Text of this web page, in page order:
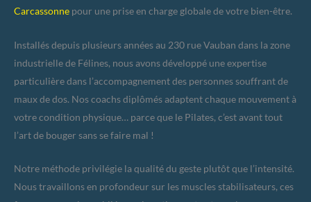
Carcassonne pour une prise en charge globale de votre bien-être.
Installés depuis plusieurs années au 230 rue Vauban dans la zone
industrielle de Félines, nous avons développé une expertise
particulière dans l’accompagnement des personnes souffrant de
maux de dos. Nos coachs diplômés adaptent chaque mouvement à
votre condition physique… parce que le Pilates, c’est avant tout
l’art de bouger sans se faire mal !
Notre méthode privilégie la qualité du geste plutôt que l’intensité.
Nous travaillons en profondeur sur les muscles stabilisateurs, ces